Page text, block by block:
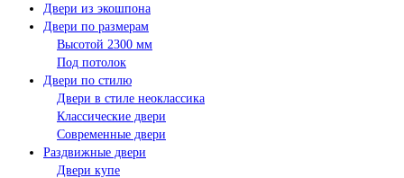
Двери из экошпона
Двери по размерам
Высотой 2300 мм
Под потолок
Двери по стилю
Двери в стиле неоклассика
Классические двери
Современные двери
Раздвижные двери
Двери купе